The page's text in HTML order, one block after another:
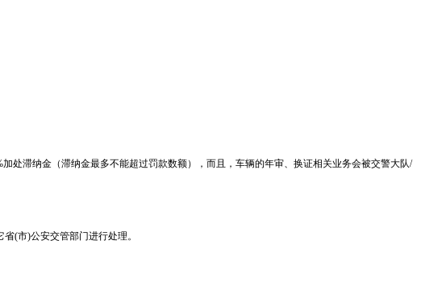
处滞纳金（滞纳金最多不能超过罚款数额），而且，车辆的年审、换证相关业务会被交警大队/
(市)公安交管部门进行处理。